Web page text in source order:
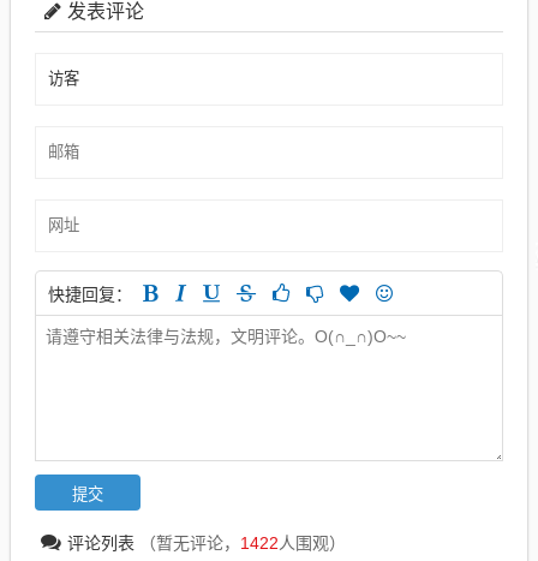
发表评论
快捷回复：
评论列表 （暂无评论， 1422人围观）